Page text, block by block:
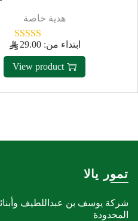
هدية خاصة
ابتداء من: 29.00
View product
تمور يالا
شركة يوسف بن عبداللطيف
المحدودة